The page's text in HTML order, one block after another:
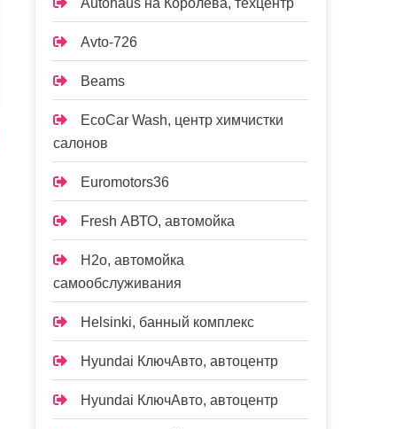
Autohaus на Королёва, техцентр
Avto-726
Beams
EcoCar Wash, центр химчистки
салонов
Euromotors36
Fresh АВТО, автомойка
H2o, автомойка
самообслуживания
Helsinki, банный комплекс
Hyundai КлючАвто, автоцентр
Hyundai КлючАвто, автоцентр